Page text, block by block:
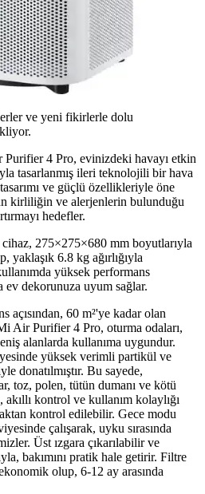
ve yeni fikirlerle dolu
4 Pro, evinizdeki havayı etkin
tasarlanmış ileri teknolojili bir hava
ve güçlü özellikleriyle öne
kirliliğin ve alerjenlerin bulunduğu
hedefler.
275×275×680 mm boyutlarıyla
yaklaşık 6.8 kg ağırlığıyla
yüksek performans
ev dekorunuza uyum sağlar.
açısından, 60 m²'ye kadar olan
Air Purifier 4 Pro, oturma odaları,
alanlarda kullanıma uygundur.
yüksek verimli partikül ve
donatılmıştır. Bu sayede,
toz, polen, tütün dumanı ve kötü
kontrol ve kullanım kolaylığı
kontrol edilebilir. Gece modu
çalışarak, uyku sırasında
Üst ızgara çıkarılabilir ve
bakımını pratik hale getirir. Filtre
olup, 6-12 ay arasında